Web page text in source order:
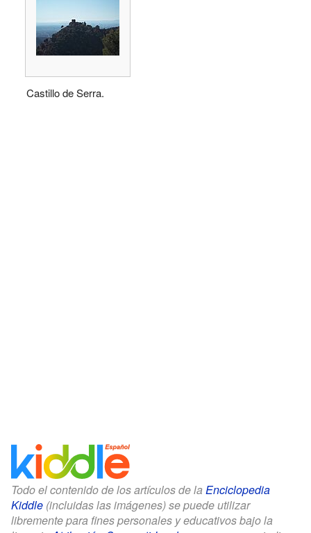
Castillo de Serra.
Todo el contenido de los artículos de la Enciclopedia
Kiddle (incluidas las imágenes) se puede utilizar
libremente para fines personales y educativos bajo la